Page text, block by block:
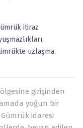
itiraz
,
uzlaşma,
girişinden
yoğun bir
idaresi